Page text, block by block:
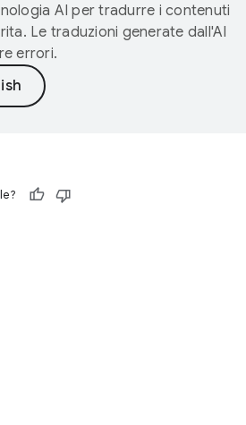
AI per tradurre i contenuti
Le traduzioni generate dall'AI
errori.